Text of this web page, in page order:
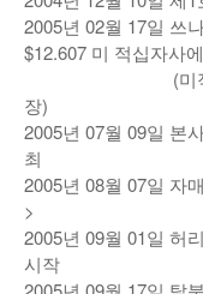
2005년 02월 17일 쓰
$12.607 미 적십자사
(미적십자사
장)
2005년 07월 09일 본
최
2005년 08월 07일 자
>
2005년 09월 01일 허
시작